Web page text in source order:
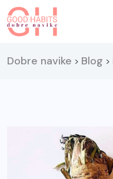
Dobre navike > Blog >